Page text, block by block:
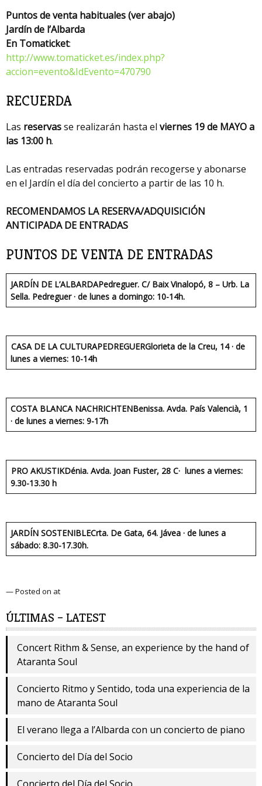
Puntos de venta habituales (ver abajo)
Jardín de l’Albarda
En Tomaticket:
http://www.tomaticket.es/index.php?
accion=evento&IdEvento=470790
RECUERDA
Las reservasse realizarán hasta el viernes 19 de MAYO a
las 13:00 h.
Las entradas reservadas podrán recogerse y abonarse
en el Jardín el día del concierto a partir de las 10 h.
RECOMENDAMOS LA RESERVA/ADQUISICIÓN
ANTICIPADA DE ENTRADAS
PUNTOS DE VENTA DE ENTRADAS
JARDÍN DE L’ALBARDAPedreguer. C/ Baix Vinalopó, 8 – Urb. La
Sella. Pedreguer · de lunes a domingo: 10-14h.
CASA DE LA CULTURAPEDREGUERGlorieta de la Creu, 14 · de
lunes a viernes: 10-14h
COSTA BLANCA NACHRICHTENBenissa. Avda. País Valencià, 1
· de lunes a viernes: 9-17h
PRO AKUSTIKDénia. Avda. Joan Fuster, 28 C· lunes a viernes:
9.30-13.30 h
JARDÍN SOSTENIBLECrta. De Gata, 64. Jávea · de lunes a
sábado: 8.30-17.30h.
— Posted on at
ÚLTIMAS – LATEST
Concert Rithm & Sense, an experience by the hand of
Ataranta Soul
Concierto Ritmo y Sentido, toda una experiencia de la
mano de Ataranta Soul
El verano llega a l’Albarda con un concierto de piano
Concierto del Día del Socio